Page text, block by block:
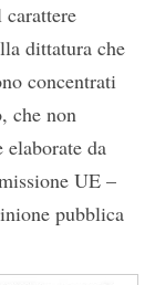
dittatura che
concentrati
che non
da
UE –
pubblica